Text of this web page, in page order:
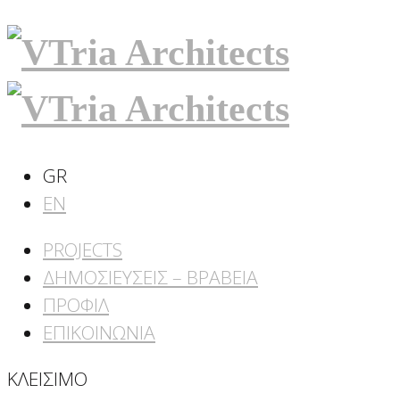
GR
EN
PROJECTS
ΔΗΜΟΣΙΕΥΣΕΙΣ – ΒΡΑΒΕΙΑ
ΠΡΟΦΙΛ
ΕΠΙΚΟΙΝΩΝΙΑ
ΚΛΕΙΣΙΜΟ